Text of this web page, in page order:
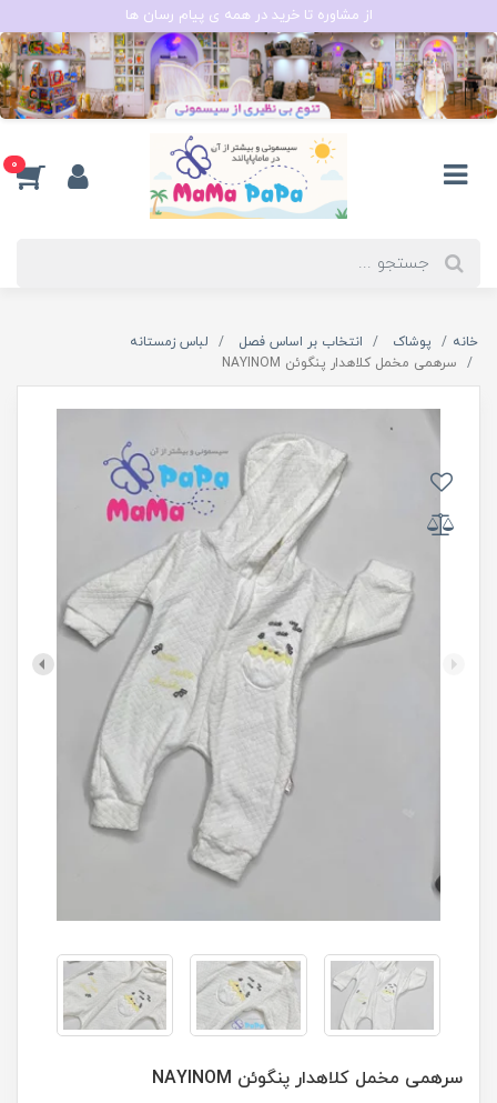
از مشاوره تا خرید در همه ی پیام رسان ها
0
خانه پوشاک انتخاب بر اساس فصل
لباس زمستانه
سرهمی مخمل کلاهدار پنگوئن NAYINOM
سرهمی مخمل کلاهدار پنگوئن NAYINOM